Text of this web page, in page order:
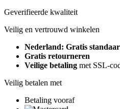
Geverifieerde kwaliteit
Veilig en vertrouwd winkelen
Nederland: Gratis
Gratis retourneren
Veilige betaling met SSL-
Veilig betalen met
Betaling vooraf